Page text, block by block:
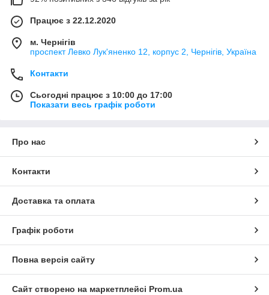
Працює з 22.12.2020
м. Чернігів
проспект Левко Лук'яненко 12, корпус 2, Чернігів, Україна
Контакти
Сьогодні працює з 10:00 до 17:00
Показати весь графік роботи
Про нас
Контакти
Доставка та оплата
Графік роботи
Повна версія сайту
Сайт створено на маркетплейсі Prom.ua